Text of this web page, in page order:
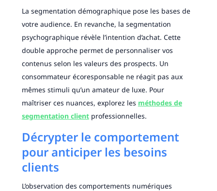
La segmentation démographique pose les bases de
votre audience. En revanche, la segmentation
psychographique révèle l’intention d’achat. Cette
double approche permet de personnaliser vos
contenus selon les valeurs des prospects. Un
consommateur écoresponsable ne réagit pas aux
mêmes stimuli qu’un amateur de luxe. Pour
maîtriser ces nuances, explorez les méthodes de
segmentation clientprofessionnelles.
Décrypter le comportement
pour anticiper les besoins
clients
L’observation des comportements numériques